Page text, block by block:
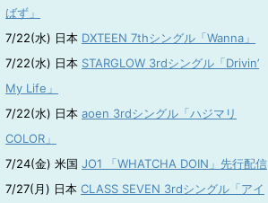
ばず」
7/22(水) 日本 DXTEEN 7thシングル「Wanna」
7/22(水) 日本 STARGLOW 3rdシングル「Drivin’
My Life」
7/22(水) 日本 aoen 3rdシングル「ハジマリ
COLOR」
7/24(金) 米国 JO1 「WHATCHA DOIN」先行配信
7/27(月) 日本 CLASS SEVEN 3rdシングル「アイ